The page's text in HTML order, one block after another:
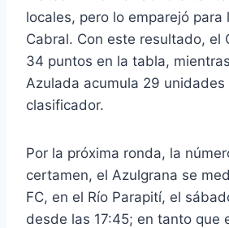
locales, pero lo emparejó para
Cabral. Con este resultado, el
34 puntos en la tabla,
Azulada acumula 29 unidades
clasificador.
Por la próxima ronda, la
certamen, el Azulgrana se
FC, en el Río Parapití, el
desde las 17:45; en tanto que